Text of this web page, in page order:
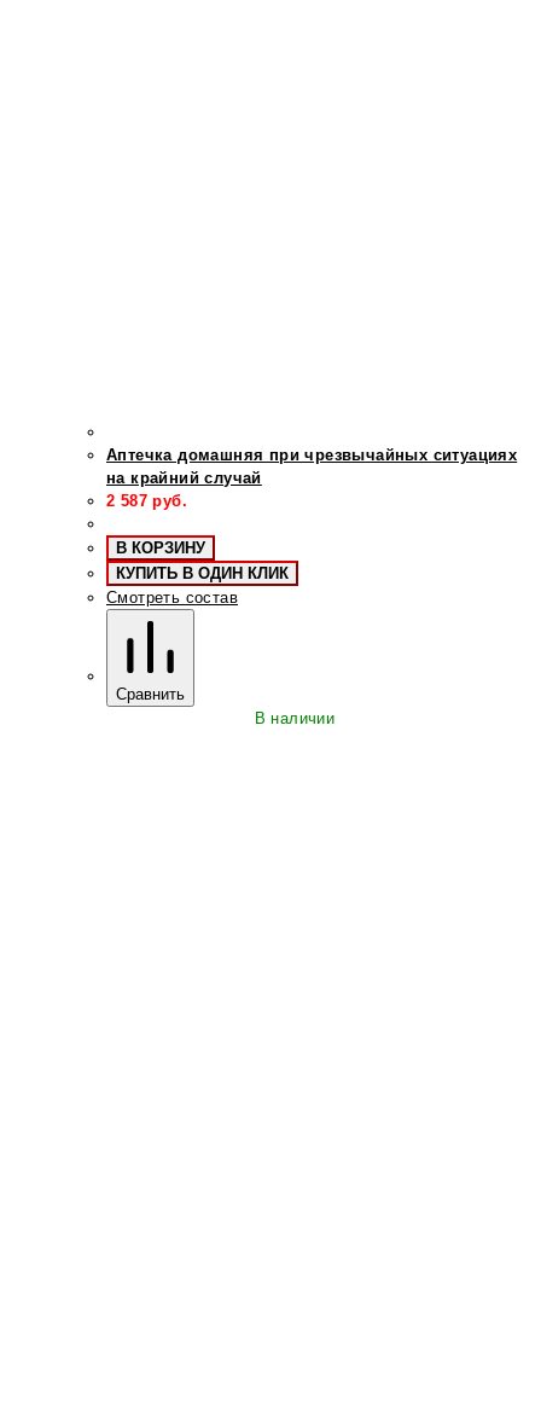
Аптечка домашняя при чрезвычайных ситуациях
на крайний случай
2 587 руб.
В КОРЗИНУ
КУПИТЬ В ОДИН КЛИК
Смотреть состав
Сравнить
В наличии